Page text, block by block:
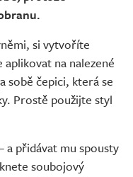
si vytvoříte
na nalezené
sobě čepici, která se
Prostě použijte styl
a přidávat mu spousty
soubojový